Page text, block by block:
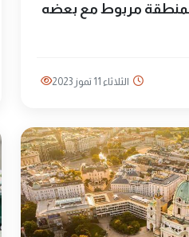
مربوط مع بعضه
الثلاثاء 11 تموز 2023